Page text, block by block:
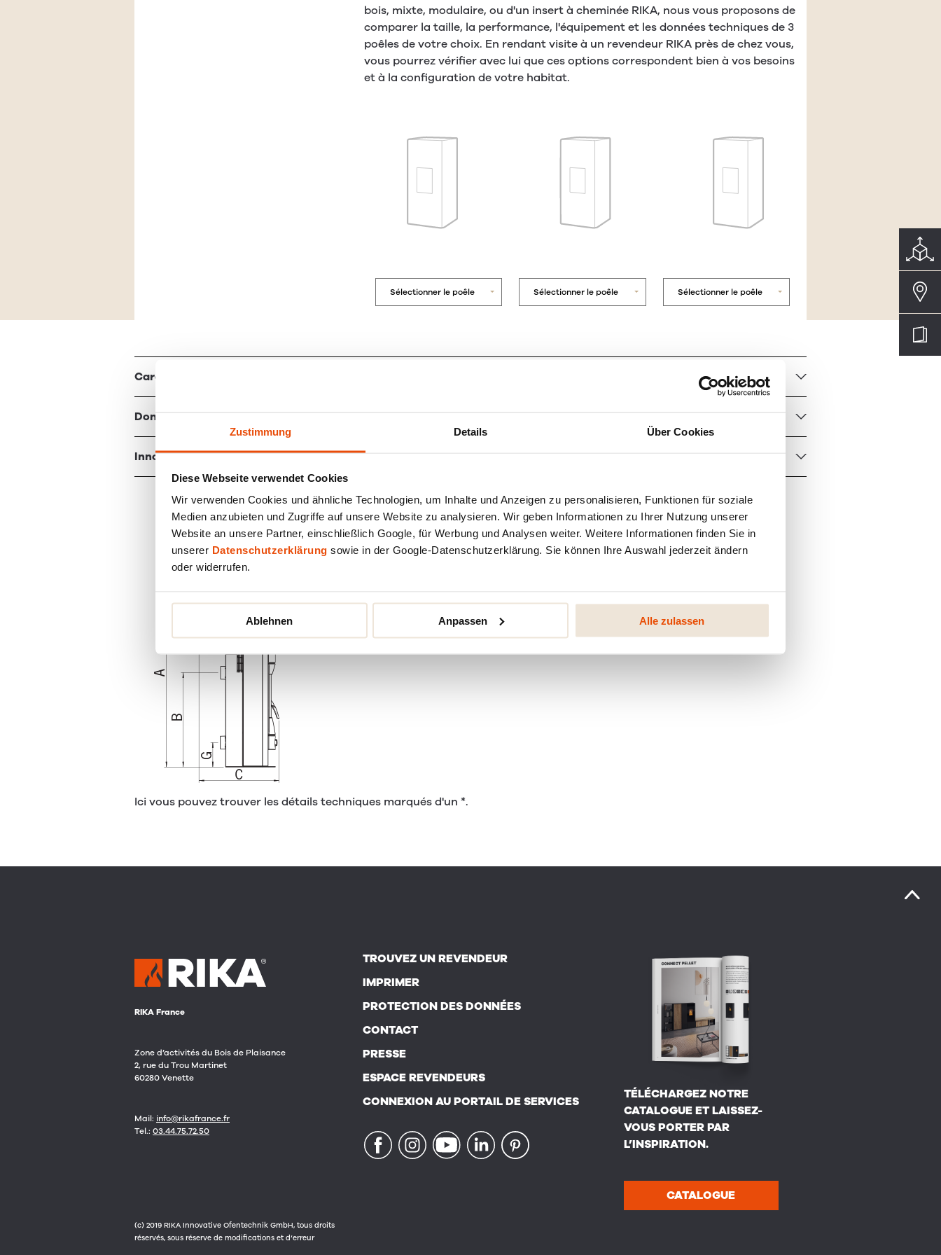
Zustimmung Details Über Cookies
Diese Webseite verwendet Cookies
Wir verwenden Cookies und ähnliche Technologien, um Inhalte und Anzeigen zu personalisieren, Funktionen für soziale
Medien anzubieten und Zugriffe auf unsere Website zu analysieren. Wir geben Informationen zu Ihrer Nutzung unserer
Website an unsere Partner, einschließlich Google, für Werbung und Analysen weiter. Weitere Informationen finden Sie in
unserer Datenschutzerklärung sowie in der Google-Datenschutzerklärung. Sie können Ihre Auswahl jederzeit ändern
oder widerrufen.
Ablehnen Anpassen Alle zulassen
bois, mixte, modulaire, ou d'un insert à cheminée RIKA, nous vous proposons de
comparer la taille, la performance, l'équipement et les données techniques de 3
poêles de votre choix. En rendant visite à un revendeur RIKA près de chez vous,
vous pourrez vérifier avec lui que ces options correspondent bien à vos besoins
et à la configuration de votre habitat.
Caractéristiques
Données techniques
Innovations
Ici vous pouvez trouver les détails techniques marqués d'un *.
RIKA France
Zone d’activités du Bois de Plaisance
2, rue du Trou Martinet
60280 Venette
Mail: info@rikafrance.fr
Tel.: 03.44.75.72.50
(c) 2019 RIKA Innovative Ofentechnik GmbH, tous droits
réservés, sous réserve de modifications et d‘erreur
TROUVEZ UN REVENDEUR
IMPRIMER
PROTECTION DES DONNÉES
CONTACT
PRESSE
ESPACE REVENDEURS
CONNEXION AU PORTAIL DE SERVICES
TÉLÉCHARGEZ NOTRE
CATALOGUE ET LAISSEZ-
VOUS PORTER PAR
L’INSPIRATION.
CATALOGUE